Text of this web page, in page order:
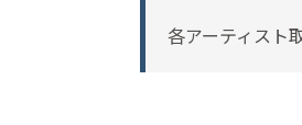
各アーティスト